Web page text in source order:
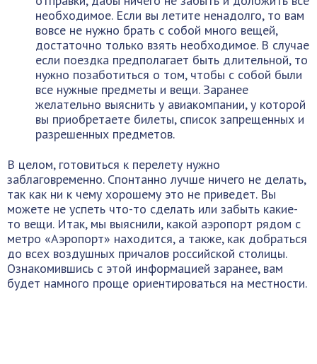
необходимое. Если вы летите ненадолго, то вам
вовсе не нужно брать с собой много вещей,
достаточно только взять необходимое. В случае
если поездка предполагает быть длительной, то
нужно позаботиться о том, чтобы с собой были
все нужные предметы и вещи. Заранее
желательно выяснить у авиакомпании, у которой
вы приобретаете билеты, список запрещенных и
разрешенных предметов.
В целом, готовиться к перелету нужно
заблаговременно. Спонтанно лучше ничего не делать,
так как ни к чему хорошему это не приведет. Вы
можете не успеть что-то сделать или забыть какие-
то вещи. Итак, мы выяснили, какой аэропорт рядом с
метро «Аэропорт» находится, а также, как добраться
до всех воздушных причалов российской столицы.
Ознакомившись с этой информацией заранее, вам
будет намного проще ориентироваться на местности.